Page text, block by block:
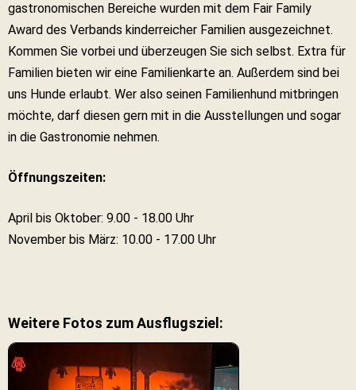
gastronomischen Bereiche wurden mit dem Fair Family
Award des Verbands kinderreicher Familien ausgezeichnet.
Kommen Sie vorbei und überzeugen Sie sich selbst. Extra für
Familien bieten wir eine Familienkarte an. Außerdem sind bei
uns Hunde erlaubt. Wer also seinen Familienhund mitbringen
möchte, darf diesen gern mit in die Ausstellungen und sogar
in die Gastronomie nehmen.
Öffnungszeiten:
April bis Oktober: 9.00 - 18.00 Uhr
November bis März: 10.00 - 17.00 Uhr
Weitere Fotos zum Ausflugsziel: